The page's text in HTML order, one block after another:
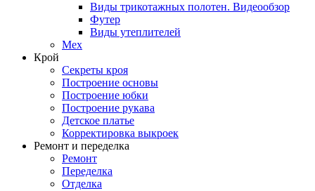
Виды трикотажных полотен. Видеообзор
Футер
Виды утеплителей
Мех
Крой
Секреты кроя
Построение основы
Построение юбки
Построение рукава
Детское платье
Корректировка выкроек
Ремонт и переделка
Ремонт
Переделка
Отделка